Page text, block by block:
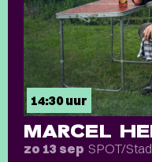
14:30 uur
MARCEL
zo 13 sep SPOT/